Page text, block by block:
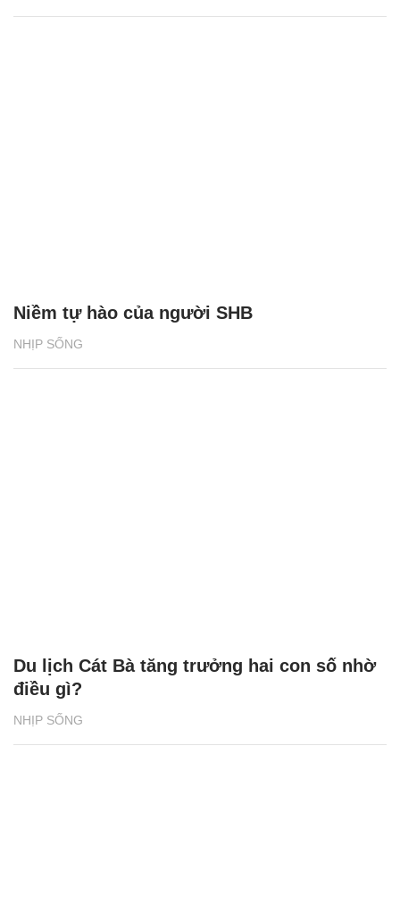
NHỊP SỐNG
Niềm tự hào của người SHB
NHỊP SỐNG
Du lịch Cát Bà tăng trưởng hai con số nhờ
điều gì?